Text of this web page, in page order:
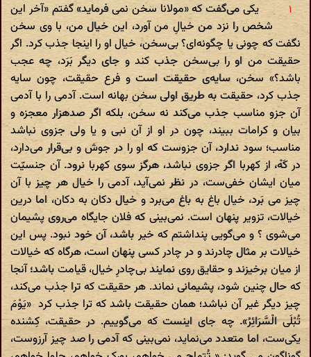
یکی می‌گفت که «مولانا سخن نمی فرماید» گفتم «آخر این
شخص را نزد من خیالِ من آورد، این خیال من، با وی سخن
نگفت که چونی یا چگونه‌ای؟ بی‌سخن، خیال او را اینجا جذب کرد. اگر
حقیقت من او را بی‌سخن جذب کند و جای دیگر بَرَد، چه عجب
باشد؟» سخن، سایه‌ی حقیقت است و فرع حقیقت، چون سایه
جذب کرد، حقیقت به طریق اولی سخن بهانه است. آدمی را با آدمی
آن جزو مناسب جذب می‌کند نه سخن، بلکه اگر صدهزار معجزه و
بیان و کرامات ببیند، چون در او از آن نبی و یا ولی جزوی نباشد
مناسب؛ سود ندارد، آن جزوست که او را در جوش و بی‌قرار می‌دارد،
در کَهْ، از کهربا اگر جزوی نباشد، هرگز سوی کهربا نرود. آن جنسیّت
میان ایشان خفی‌ست، در نظر نمی‌آید، آدمی را خیال هر چیز با آن
چیز می بَرد، خیال باغ به باغ می‌برد و خیال دکان به دکان، اما درین
خیالات، تزویر پنهان است. نمی‌بینی که فلان جایگاه می‌روی پشیمان
می‌شوی ؟ و می‌گویی پنداشتم که خیر باشد، آن خود نبود. پس این
خیالات بر مثال چادرند و در چادر کسی پنهان است، هرگاه که خیالات
از میان برخیزند و حقایق روی نمایند بی‌چادرِ خیال، قیامت باشد؛ آنجا
که حال چنین شود، پشیمانی نماند. هر حقیقت که ترا جذب می‌کند،
چیز دیگر غیر آن نباشد؛ همان حقیقت باشد که ترا جذب کرد «یَوْمَ
تُبْلَی الْسَّرَائِرُ». چه جای اینست که می‌گوییم. در حقیقت، کِشنده
یکی‌ست، اما متعدد می‌نماید، نمی‌بینی که آدمی را صد چیز آرزوست،